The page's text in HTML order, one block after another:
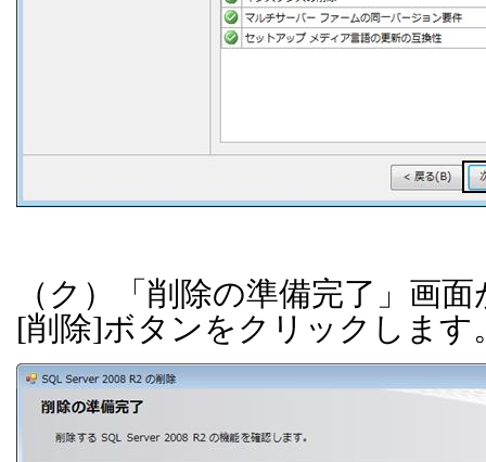
（ク）「削除の準備完了」画
[削除]ボタンをクリックします